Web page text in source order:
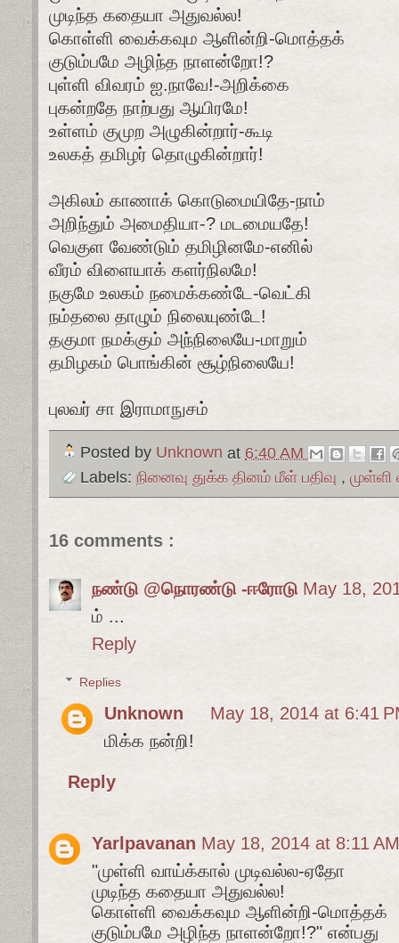
முடிந்த கதையா அதுவல்ல!
கொள்ளி வைக்கவும ஆளின்றி-மொத்தக்
குடும்பமே அழிந்த நாளன்றோ!?
புள்ளி விவரம் ஐ.நாவே!-அறிக்கை
புகன்றதே நாற்பது ஆயிரமே!
உள்ளம் குமுற அழுகின்றார்-கூடி
உலகத் தமிழர் தொழுகின்றார்!
அகிலம் காணாக் கொடுமையிதே-நாம்
அறிந்தும் அமைதியா-? மடமையதே!
வெகுள வேண்டும் தமிழினமே-எனில்
வீரம் விளையாக் களர்நிலமே!
நகுமே உலகம் நமைக்கண்டே-வெட்கி
நம்தலை தாழும் நிலையுண்டே!
தகுமா நமக்கும் அந்நிலையே-மாறும்
தமிழகம் பொங்கின் சூழ்நிலையே!
புலவர் சா இராமாநுசம்
Posted by Unknown at 6:40 AM
Labels: நினைவு துக்க தினம் மீள் பதிவு ,
16 comments :
நண்டு @நொரண்டு -ஈரோடு May 18,
ம் ...
Reply
Replies
Unknown
May 18, 2014 at 6:41
மிக்க நன்றி!
Reply
Yarlpavanan May 18, 2014 at 8:11 AM
"முள்ளி வாய்க்கால் முடிவல்ல-ஏதோ
முடிந்த கதையா அதுவல்ல!
கொள்ளி வைக்கவும ஆளின்றி-மொத்தக்
குடும்பமே அழிந்த நாளன்றோ!?" என்பது